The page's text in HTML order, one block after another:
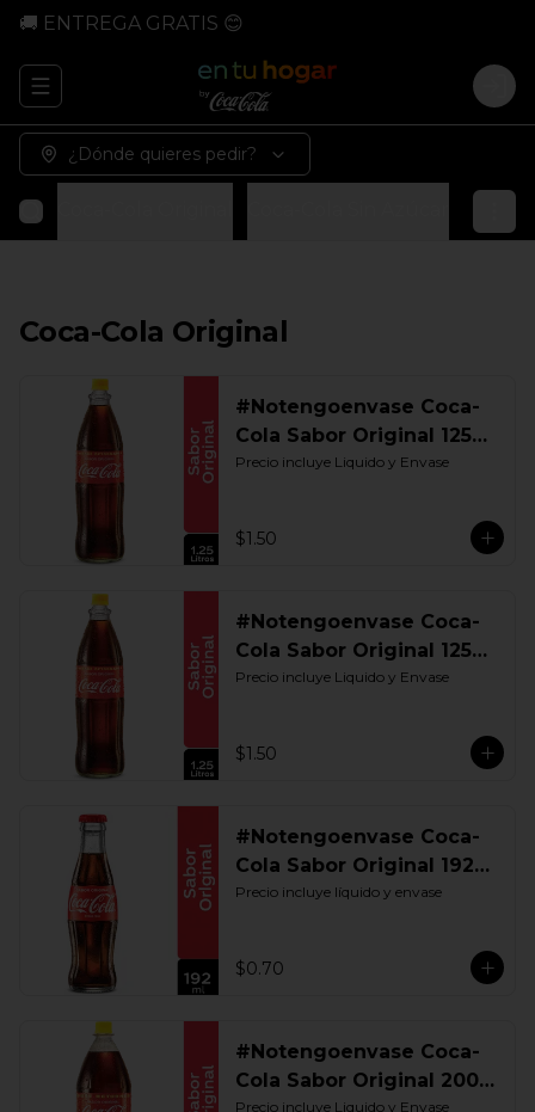
🚚 ENTREGA GRATIS 😊
Abrir menu de navegación
¿Dónde quieres pedir?
Coca-Cola Original
#Notengoenvase Coca-
Cola Sabor Original 1250
ML. Retornable Gye
Precio incluye Liquido y Envase
$1.50
#Notengoenvase Coca-
Cola Sabor Original 1250
ML. Retornable UIO
Precio incluye Liquido y Envase
$1.50
#Notengoenvase Coca-
Cola Sabor Original 192
ML. Retornable
Precio incluye líquido y envase
$0.70
#Notengoenvase Coca-
Cola Sabor Original 2000
Precio incluye Liquido y Envase